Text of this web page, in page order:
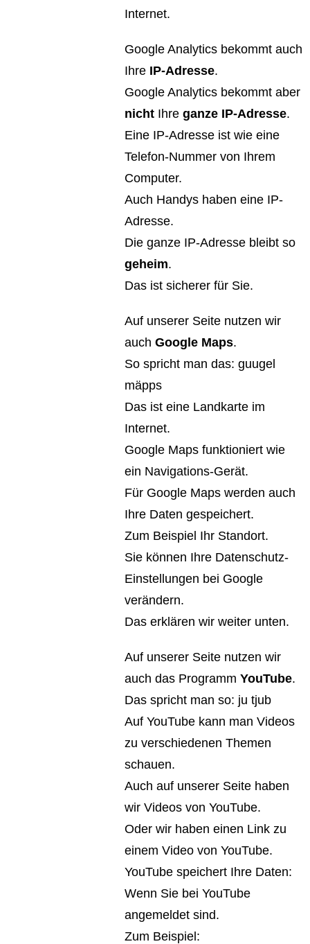
Internet.
Google Analytics bekommt auch
Ihre IP-Adresse.
Google Analytics bekommt aber
nicht Ihre ganze IP-Adresse.
Eine IP-Adresse ist wie eine
Telefon-Nummer von Ihrem
Computer.
Auch Handys haben eine IP-
Adresse.
Die ganze IP-Adresse bleibt so
geheim.
Das ist sicherer für Sie.
Auf unserer Seite nutzen wir
auch Google Maps.
So spricht man das: guugel
mäpps
Das ist eine Landkarte im
Internet.
Google Maps funktioniert wie
ein Navigations-Gerät.
Für Google Maps werden auch
Ihre Daten gespeichert.
Zum Beispiel Ihr Standort.
Sie können Ihre Datenschutz-
Einstellungen bei Google
verändern.
Das erklären wir weiter unten.
Auf unserer Seite nutzen wir
auch das Programm YouTube.
Das spricht man so: ju tjub
Auf YouTube kann man Videos
zu verschiedenen Themen
schauen.
Auch auf unserer Seite haben
wir Videos von YouTube.
Oder wir haben einen Link zu
einem Video von YouTube.
YouTube speichert Ihre Daten:
Wenn Sie bei YouTube
angemeldet sind.
Zum Beispiel: